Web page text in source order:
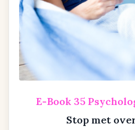
E-Book 35
Stop met